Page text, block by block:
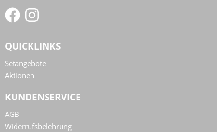
QUICKLINKS
Setangebote
Aktionen
KUNDENSERVICE
AGB
Widerrufsbelehrung